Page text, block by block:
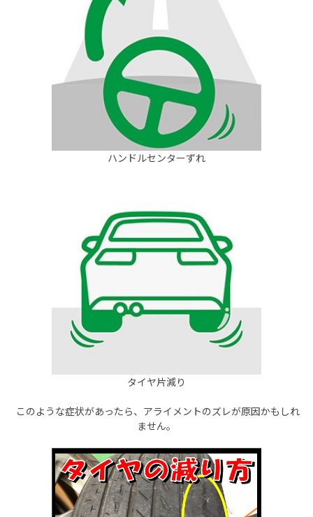
ハンドルセンターずれ
タイヤ片減り
このような症状があったら、アライメントのズレが原因かもしれ
ません。